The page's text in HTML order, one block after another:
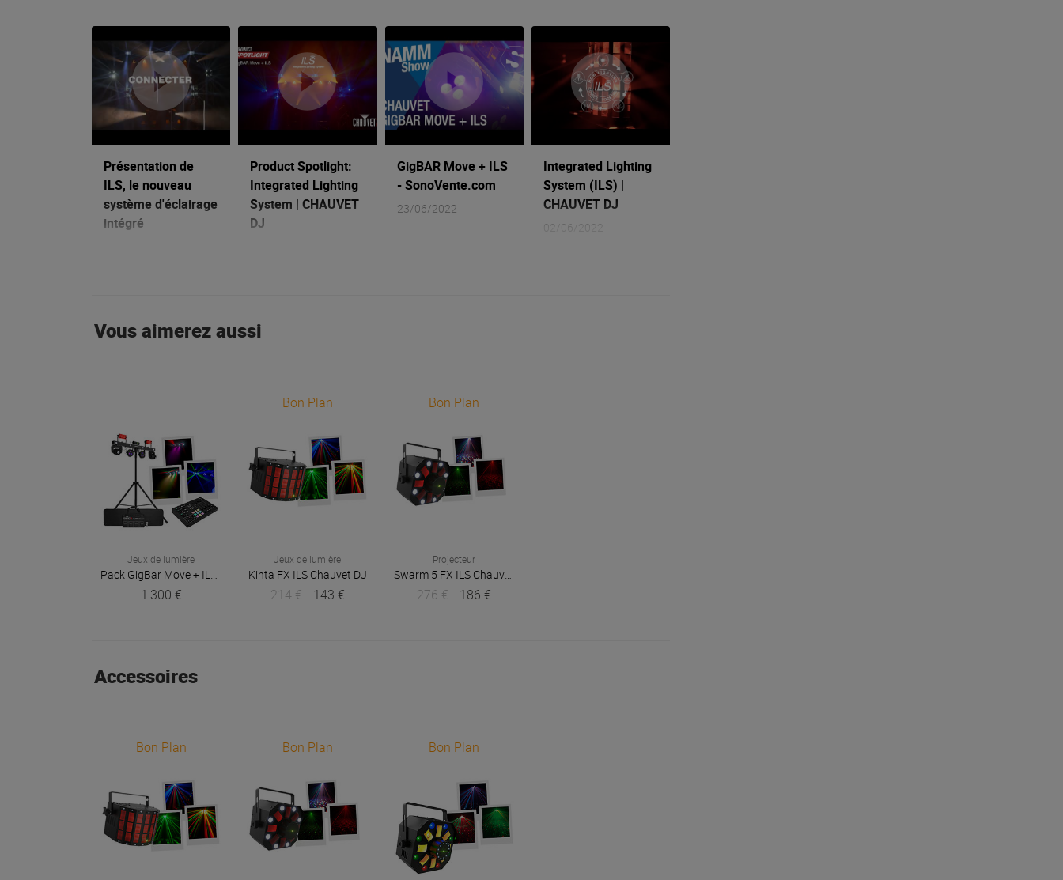
Présentation de
ILS, le nouveau
système d'éclairage
intégré
Product Spotlight:
Integrated Lighting
System | CHAUVET
DJ
GigBAR Move + ILS
- SonoVente.com
23/06/2022
Integrated Lighting
System (ILS) |
CHAUVET DJ
02/06/2022
Vous aimerez aussi
Jeux de lumière
Pack GigBar Move + ILS + ILS Command Chauvet DJ
1 300 €
Bon Plan
Jeux de lumière
Kinta FX ILS Chauvet DJ
214 € 143 €
Bon Plan
Projecteur
Swarm 5 FX ILS Chauvet DJ
276 € 186 €
Accessoires
Bon Plan Bon Plan Bon Plan